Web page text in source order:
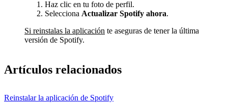
Haz clic en tu foto de perfil.
Selecciona Actualizar Spotify ahora.
Si reinstalas la aplicación te aseguras de tener la última
versión de Spotify.
Artículos relacionados
Reinstalar la aplicación de Spotify